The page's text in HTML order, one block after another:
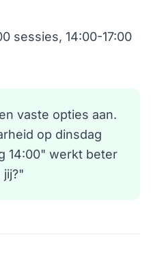
sessies, 14:00-17:00
vaste opties aan.
op dinsdag
14:00" werkt beter
jij?"